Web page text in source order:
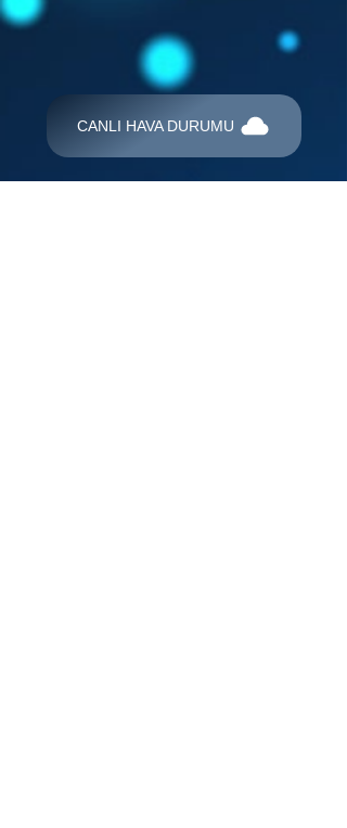
CANLI HAVA DURUMU